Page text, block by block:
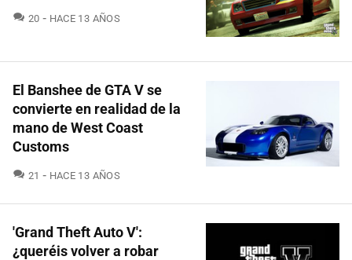
20 COMENTARIOS
HACE 13 AÑOS
El Banshee de GTA V se
convierte en realidad de la
mano de West Coast
Customs
21 COMENTARIOS
HACE 13 AÑOS
'Grand Theft Auto V':
¿queréis volver a robar